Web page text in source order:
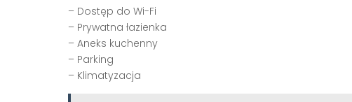
– Dostęp do Wi-Fi
– Prywatna łazienka
– Aneks kuchenny
– Parking
– Klimatyzacja